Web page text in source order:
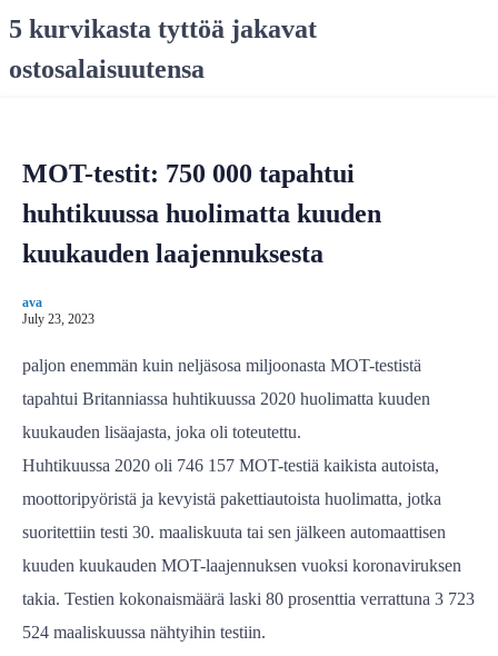
5 kurvikasta tyttöä jakavat
ostosalaisuutensa
MOT-testit: 750 000 tapahtui
huhtikuussa huolimatta kuuden
kuukauden laajennuksesta
ava
July 23, 2023
paljon enemmän kuin neljäsosa miljoonasta MOT-testistä
tapahtui Britanniassa huhtikuussa 2020 huolimatta kuuden
kuukauden lisäajasta, joka oli toteutettu.
Huhtikuussa 2020 oli 746 157 MOT-testiä kaikista autoista,
moottoripyöristä ja kevyistä pakettiautoista huolimatta, jotka
suoritettiin testi 30. maaliskuuta tai sen jälkeen automaattisen
kuuden kuukauden MOT-laajennuksen vuoksi koronaviruksen
takia. Testien kokonaismäärä laski 80 prosenttia verrattuna 3 723
524 maaliskuussa nähtyihin testiin.